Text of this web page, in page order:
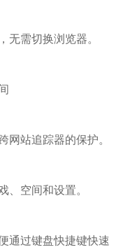
无需切换浏览器。
网站追踪器的保护。
、空间和设置。
通过键盘快捷键快速